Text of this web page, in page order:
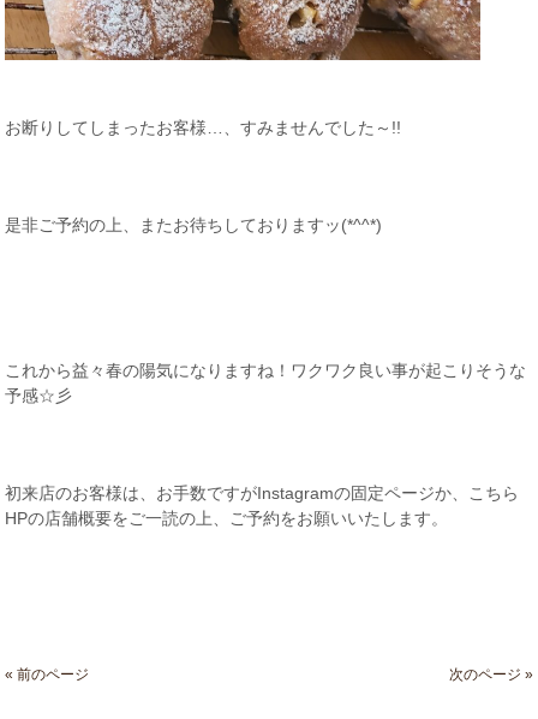
お断りしてしまったお客様…、すみませんでした～!!
是非ご予約の上、またお待ちしておりますッ(*^^*)
これから益々春の陽気になりますね！ワクワク良い事が起こりそうな
予感☆彡
初来店のお客様は、お手数ですがInstagramの固定ページか、こちら
HPの店舗概要をご一読の上、ご予約をお願いいたします。
« 前のページ 次のページ »